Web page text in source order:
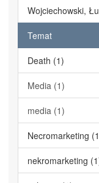
Wojciechowski,
Temat
Death (1)
Media (1)
media (1)
Necromarketing
nekromarketing